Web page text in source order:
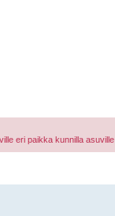
eri paikka kunnilla